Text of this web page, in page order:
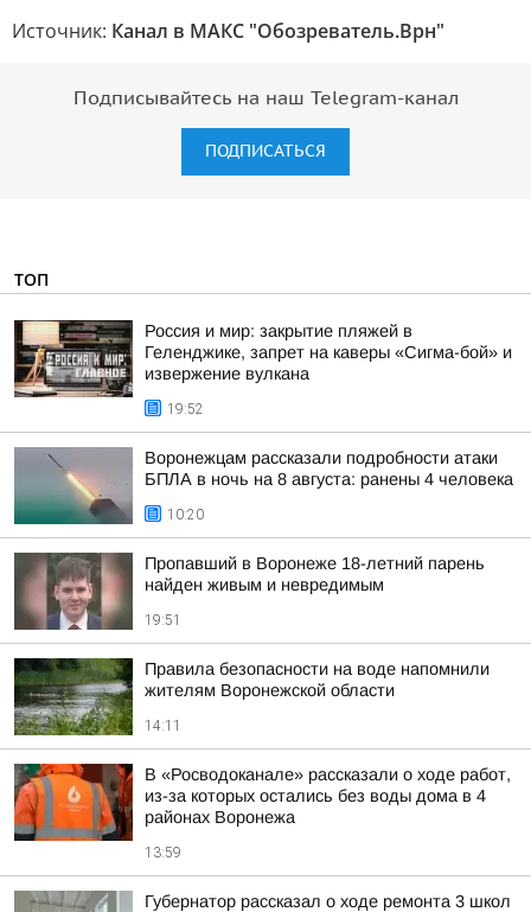
Источник: Канал в МАКС "Обозреватель.Врн"
Подписывайтесь на наш Telegram-канал
ПОДПИСАТЬСЯ
ТОП
Россия и мир: закрытие пляжей в
Геленджике, запрет на каверы «Сигма-бой» и
извержение вулкана
19:52
Воронежцам рассказали подробности атаки
БПЛА в ночь на 8 августа: ранены 4 человека
10:20
Пропавший в Воронеже 18-летний парень
найден живым и невредимым
19:51
Правила безопасности на воде напомнили
жителям Воронежской области
14:11
В «Росводоканале» рассказали о ходе работ,
из-за которых остались без воды дома в 4
районах Воронежа
13:59
Губернатор рассказал о ходе ремонта 3 школ